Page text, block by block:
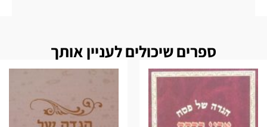
ספרים שיכולים לעניין אותך